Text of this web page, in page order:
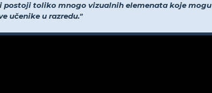
postoji toliko mnogo vizualnih elemenata koje mogu
učenike u razredu."